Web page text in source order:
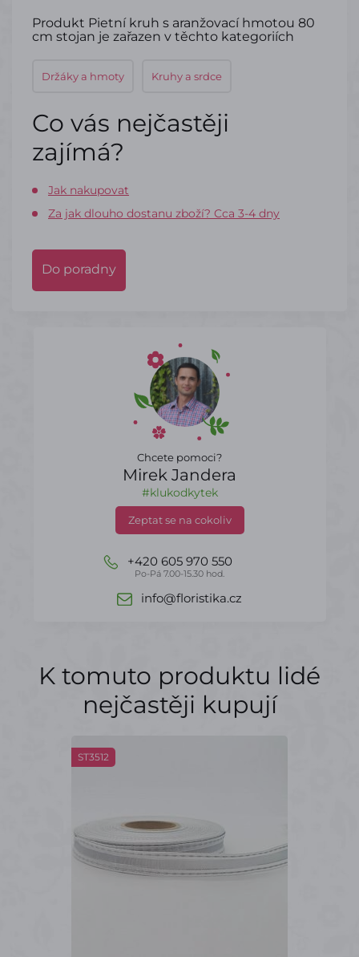
Produkt Pietní kruh s aranžovací hmotou 80
cm stojan je zařazen v těchto kategoriích
Držáky a hmoty Kruhy a srdce
Co vás nejčastěji
zajímá?
Jak nakupovat
Za jak dlouho dostanu zboží? Cca 3-4 dny
Do poradny
Chcete pomoci?
Mirek Jandera
#klukodkytek
Zeptat se na cokoliv
+420 605 970 550
Po-Pá 7.00-15.30 hod.
info@floristika.cz
K tomuto produktu lidé
nejčastěji kupují
ST3512